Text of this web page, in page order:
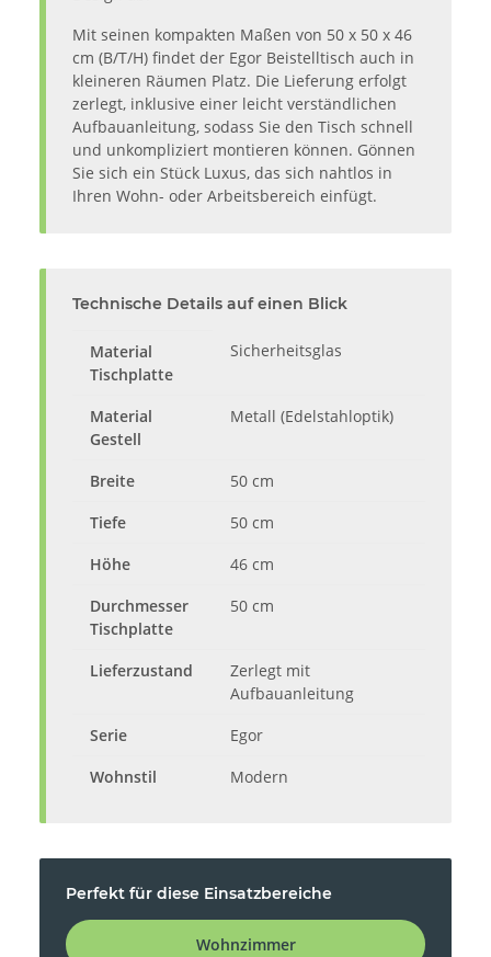
Mit seinen kompakten Maßen von 50 x 50 x 46
cm (B/T/H) findet der Egor Beistelltisch auch in
kleineren Räumen Platz. Die Lieferung erfolgt
zerlegt, inklusive einer leicht verständlichen
Aufbauanleitung, sodass Sie den Tisch schnell
und unkompliziert montieren können. Gönnen
Sie sich ein Stück Luxus, das sich nahtlos in
Ihren Wohn- oder Arbeitsbereich einfügt.
Technische Details auf einen Blick
Material
Tischplatte
Sicherheitsglas
Material
Gestell
Metall (Edelstahloptik)
Breite
50 cm
Tiefe
50 cm
Höhe
46 cm
Durchmesser
Tischplatte
50 cm
Lieferzustand
Zerlegt mit
Aufbauanleitung
Serie
Egor
Wohnstil
Modern
Perfekt für diese Einsatzbereiche
Wohnzimmer